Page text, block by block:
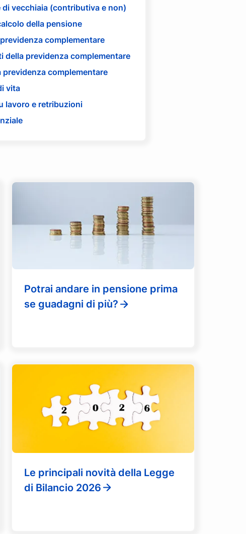
di vecchiaia (contributiva e non)
della pensione
complementare
della previdenza complementare
previdenza complementare
vita
lavoro e retribuzioni
Potrai andare in pensione prima
se guadagni di più?
Le principali novità della Legge
di Bilancio 2026